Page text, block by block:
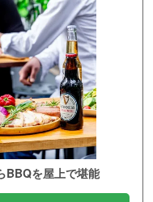
BBQを屋上で堪能